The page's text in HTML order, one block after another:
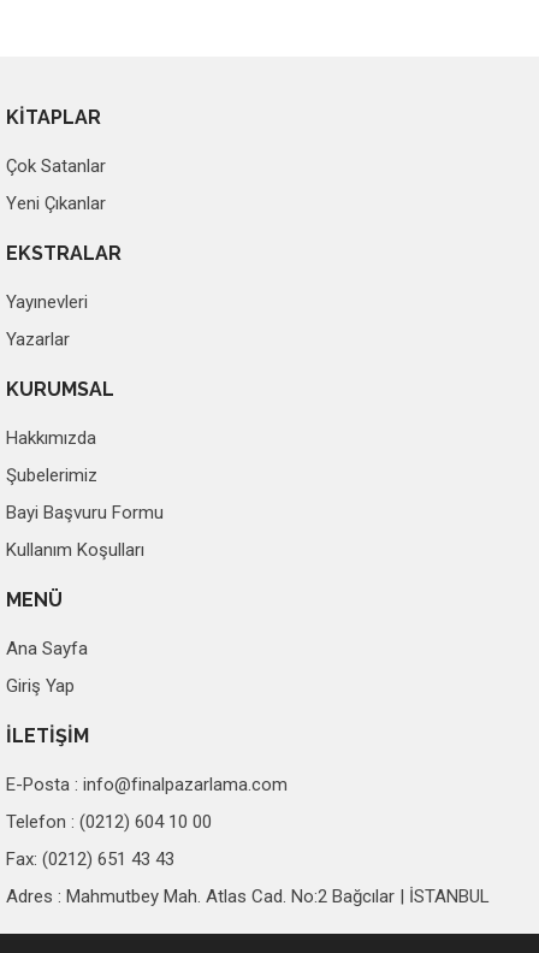
KİTAPLAR
Çok Satanlar
Yeni Çıkanlar
EKSTRALAR
Yayınevleri
Yazarlar
KURUMSAL
Hakkımızda
Şubelerimiz
Bayi Başvuru Formu
Kullanım Koşulları
MENÜ
Ana Sayfa
Giriş Yap
İLETİŞİM
E-Posta : info@finalpazarlama.com
Telefon : (0212) 604 10 00
Fax: (0212) 651 43 43
Adres : Mahmutbey Mah. Atlas Cad. No:2 Bağcılar | İSTANBUL